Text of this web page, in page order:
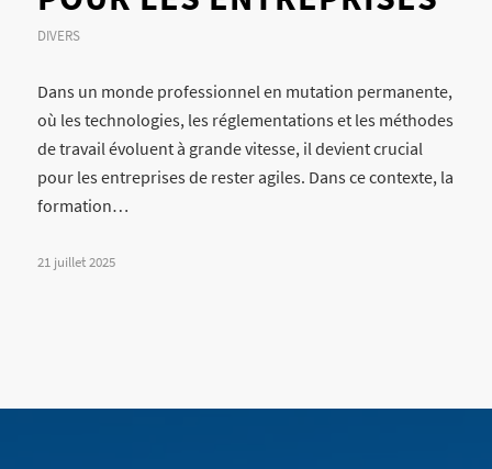
DIVERS
Dans un monde professionnel en mutation permanente,
où les technologies, les réglementations et les méthodes
de travail évoluent à grande vitesse, il devient crucial
pour les entreprises de rester agiles. Dans ce contexte, la
formation…
21 juillet 2025